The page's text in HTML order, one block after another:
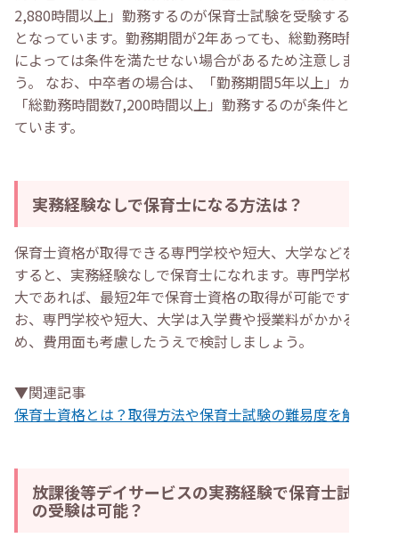
2,880時間以上」勤務するのが保育士試験を受験する条件
となっています。勤務期間が2年あっても、総勤務時間数
によっては条件を満たせない場合があるため注意しましょ
う。 なお、中卒者の場合は、「勤務期間5年以上」かつ
「総勤務時間数7,200時間以上」勤務するのが条件となっ
ています。
実務経験なしで保育士になる方法は？
保育士資格が取得できる専門学校や短大、大学などを卒業
すると、実務経験なしで保育士になれます。専門学校や短
大であれば、最短2年で保育士資格の取得が可能です。な
お、専門学校や短大、大学は入学費や授業料がかかるた
め、費用面も考慮したうえで検討しましょう。
▼関連記事
保育士資格とは？取得方法や保育士試験の難易度を解説
放課後等デイサービスの実務経験で保育士試験
の受験は可能？